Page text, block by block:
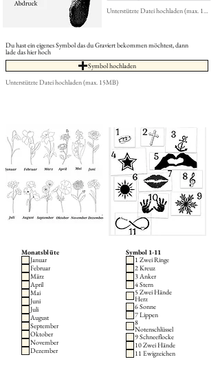
Unterstützte Datei hochladen (max. 15MB)
Du hast ein eigenes Symbol das du Graviert bekommen möchtest, dann
lade das hier hoch
Symbol hochladen
Unterstützte Datei hochladen (max. 15MB)
Monatsblüte
Januar
Februar
März
April
Mai
Juni
Juli
August
September
Oktober
November
Dezember
Symbol 1-11
1 Zwei Ringe
2 Kreuz
3 Anker
4 Stern
5 Zwei Hände
Herz
6 Sonne
7 Lippen
8
Notenschlüssel
9 Schneeflocke
10 Zwei Hände
11 Ewigzeichen